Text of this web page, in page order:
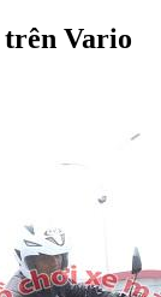
trên Vario